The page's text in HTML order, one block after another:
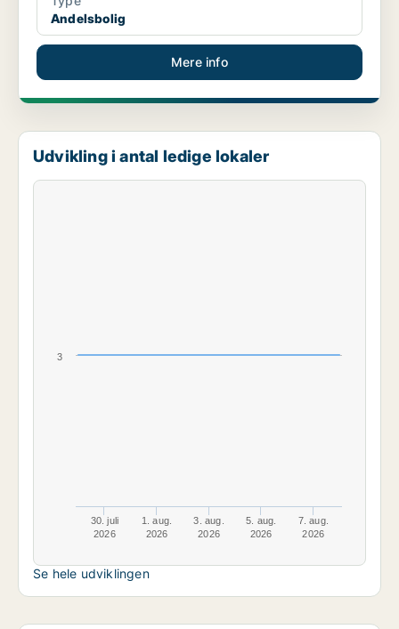
Andelsbolig
Mere info
Udvikling i antal ledige lokaler
30. juli
2026
1. aug.
2026
3. aug.
2026
5. aug.
2026
7. aug.
2026
3
Se hele udviklingen